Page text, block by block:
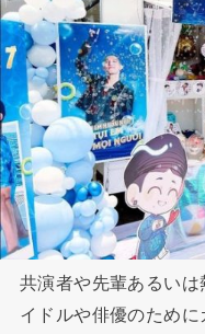
共演者や先輩あるい
イドルや俳優のため